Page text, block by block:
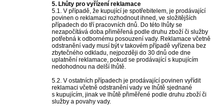
5. Lhůty pro vyřízení reklamace
5.1. V případě, že kupující je spotřebitelem, je prodávající
povinen o reklamaci rozhodnout ihned, ve složitějších
případech do tří pracovních dnů. Do této lhůty se
nezapočítává doba přiměřená podle druhu zboží či služby
potřebná k odbornému posouzení vady. Reklamace včetně
odstranění vady musí být v takovém případě vyřízena bez
zbytečného odkladu, nejpozději do 30 dnů ode dne
uplatnění reklamace, pokud se prodávající s kupujícím
nedohodnou na delší lhůtě.
5.2. V ostatních případech je prodávající povinen vyřídit
reklamaci včetně odstranění vady ve lhůtě sjednané
s kupujícím, jinak ve lhůtě přiměřené podle druhu zboží či
služby a povahy vady.